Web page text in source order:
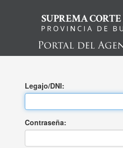
Legajo/DNI:
Contraseña: